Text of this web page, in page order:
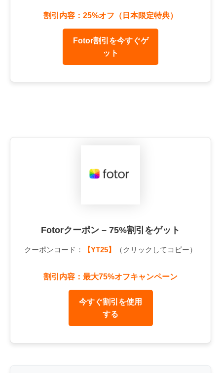
割引内容：25%オフ（日本限定特典）
Fotor割引を今すぐゲ
ット
Fotorクーポン – 75%割引をゲット
クーポンコード： 【YT25】 （クリックしてコピー）
割引内容：最大75%オフキャンペーン
今すぐ割引を使用
する